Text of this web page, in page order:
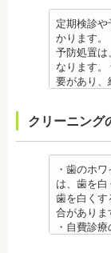
す。その程
・矯正終了
せが悪く
なると、
います、頭
開かない
発症する
他にも自律
その他
・個人差が
になる場
況を聞いて
・矯正中、
・矯正中、
了後に虫歯
歯の治療を
・矯正治
（歯磨き）
炎のリスク
、毎日丁寧
・矯正中
いため、矯
あります
虫歯、歯周
治療終了後
ため、心臓
悸、血圧
噛んでもわ
からない
す。さらに
反応が起こ
・矯正中、
・矯正治
（歯磨き
炎のリス
中に合っ
、毎日丁寧
を抑えまし
足りない
善、治療が
・インプラ
み、腫れ
これらの症
くの場合2
に穴をあけ
た、イン
を行う場合
・インプラ
ナンスを
インプラ
ごろから丁
しまうこと
原因のひ
クとジルコ
合や金属と
場合があ
る人の場合
メタルセラ
オールセラ
・オールセ
額となる場
度は低いた
てしまう
はマウスピ
定期検診
かります。
予防処置は
なります
要があり、
日本歯科大
新潟大学医
都内歯科医
クリーニング
・歯のホ
は、歯を白
歯を白くす
合がありま
・自費診